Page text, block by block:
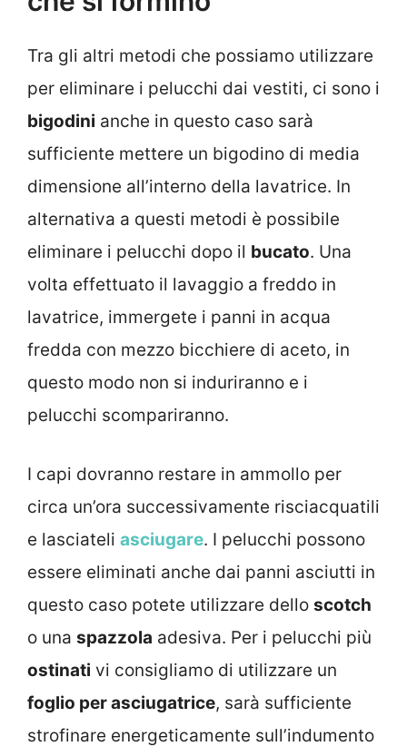
Tra gli altri metodi che possiamo utilizzare
per eliminare i pelucchi dai vestiti, ci sono i
bigodini anche in questo caso sarà
sufficiente mettere un bigodino di media
dimensione all’interno della lavatrice. In
alternativa a questi metodi è possibile
eliminare i pelucchi dopo il bucato. Una
volta effettuato il lavaggio a freddo in
lavatrice, immergete i panni in acqua
fredda con mezzo bicchiere di aceto, in
questo modo non si induriranno e i
pelucchi scompariranno.
I capi dovranno restare in ammollo per
circa un’ora successivamente risciacquatili
e lasciateli asciugare. I pelucchi possono
essere eliminati anche dai panni asciutti in
questo caso potete utilizzare dello scotch
o una spazzola adesiva. Per i pelucchi più
ostinati vi consigliamo di utilizzare un
foglio per asciugatrice, sarà sufficiente
strofinare energeticamente sull’indumento